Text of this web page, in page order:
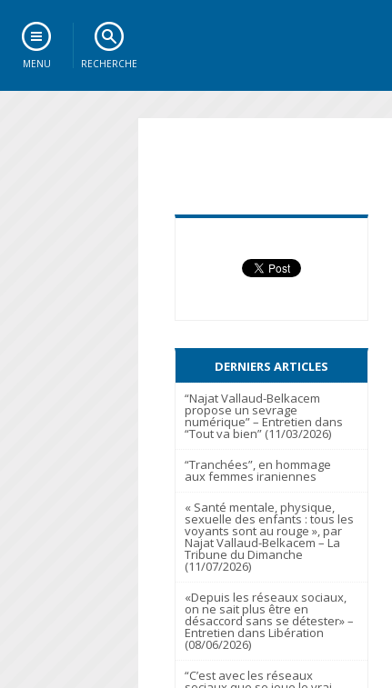
MENU RECHERCHE
DERNIERS ARTICLES
“Najat Vallaud-Belkacem
propose un sevrage
numérique” – Entretien dans
“Tout va bien” (11/03/2026)
“Tranchées”, en hommage
aux femmes iraniennes
« Santé mentale, physique,
sexuelle des enfants : tous les
voyants sont au rouge », par
Najat Vallaud-Belkacem – La
Tribune du Dimanche
(11/07/2026)
«Depuis les réseaux sociaux,
on ne sait plus être en
désaccord sans se détester» –
Entretien dans Libération
(08/06/2026)
“C’est avec les réseaux